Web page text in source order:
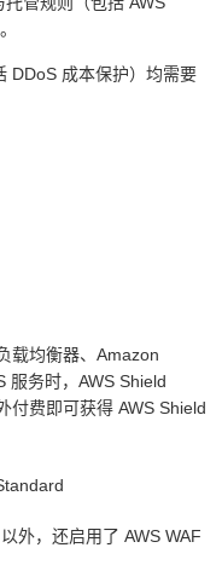
DDoS 成本保护）均需要
载均衡器、Amazon
服务时，AWS Shield
付费即可获得 AWS Shield
外，还启用了 AWS WAF